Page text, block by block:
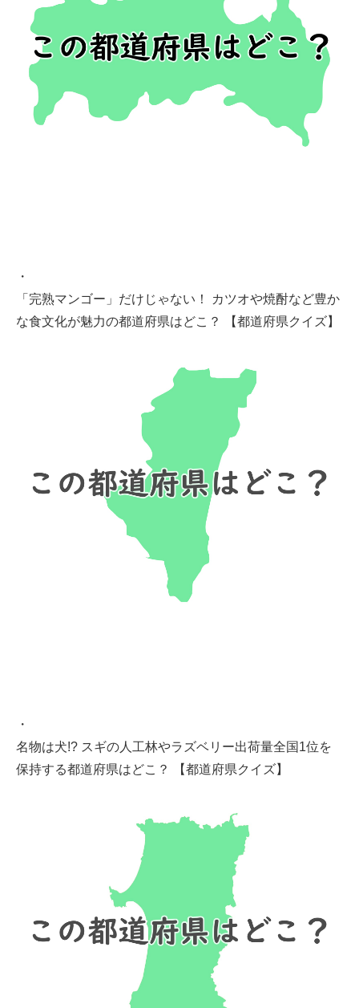
・
「完熟マンゴー」だけじゃない！ カツオや焼酎など豊か
な食文化が魅力の都道府県はどこ？ 【都道府県クイズ】
・
名物は犬!? スギの人工林やラズベリー出荷量全国1位を
保持する都道府県はどこ？ 【都道府県クイズ】